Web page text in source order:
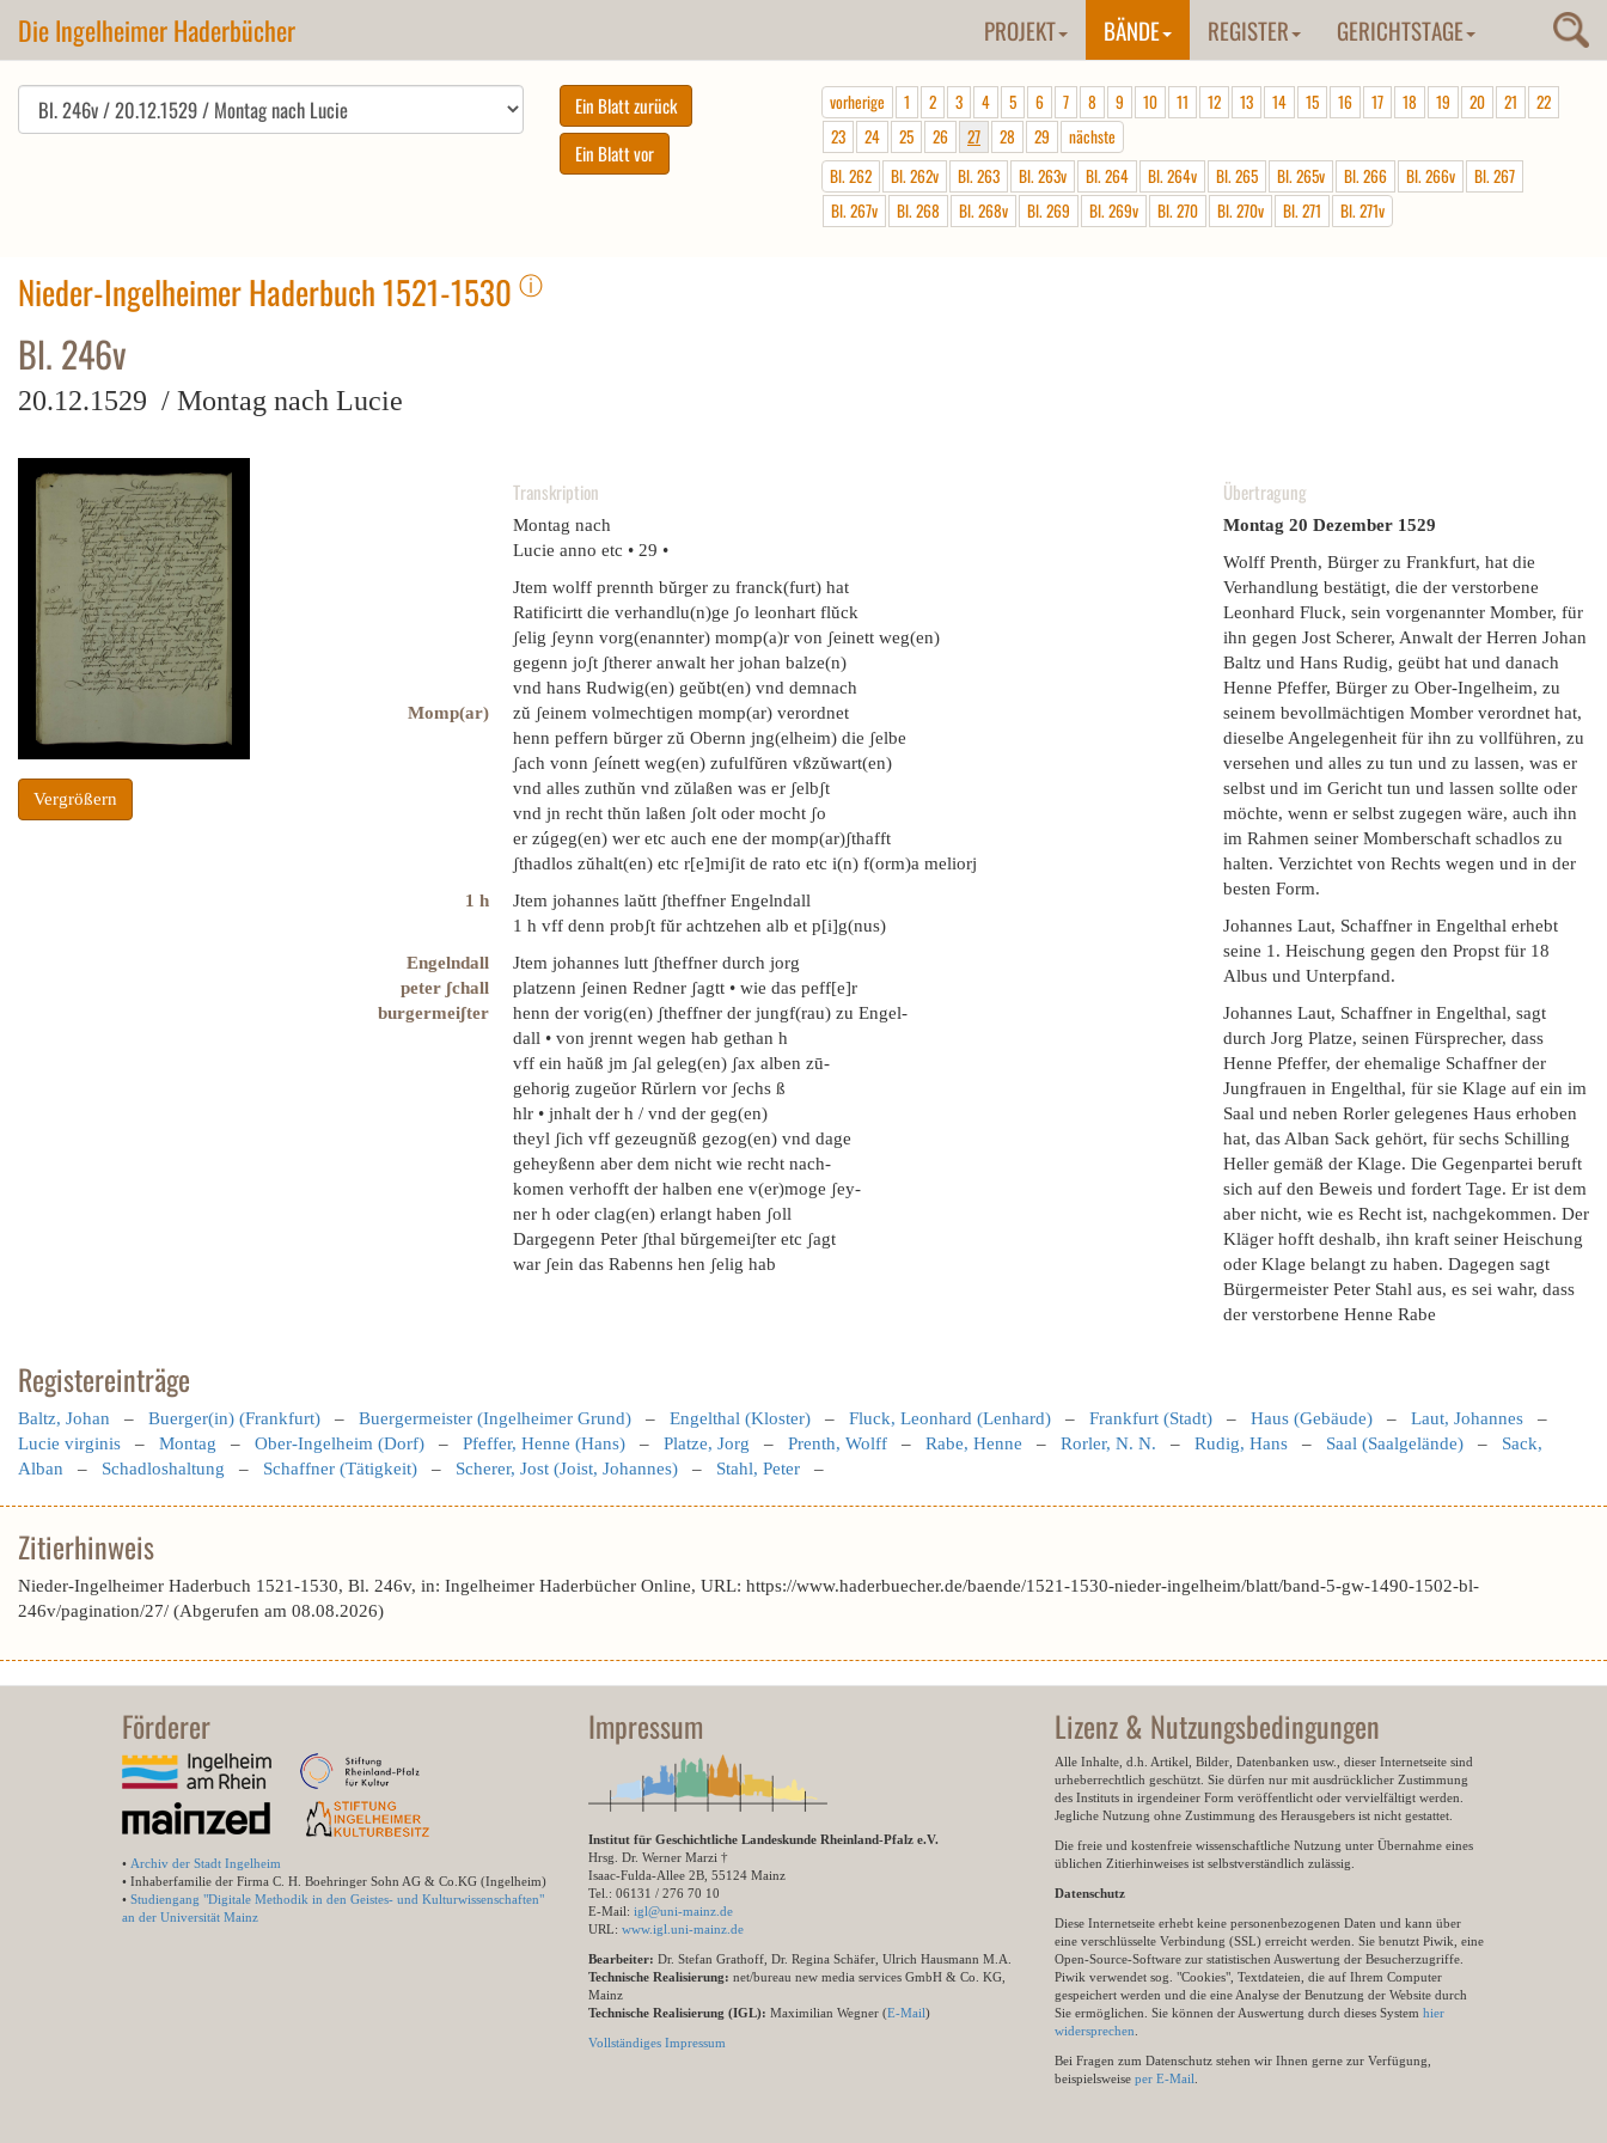
Die Ingelheimer Haderbücher PROJEKT BÄNDE REGISTER GERICHTSTAGE
vorherige 1 2 3 4 5 6 7 8 9 10 11 12 13 14 15 16 17 18 19 20 21
22
23
24 25 26 27 28 29
nächste
Bl. 262
Bl. 262v Bl. 263 Bl. 263v Bl. 264 Bl. 264v Bl. 265 Bl. 265v Bl. 266 Bl. 266v
Bl. 267
Bl. 267v
Bl. 268 Bl. 268v Bl. 269 Bl. 269v Bl. 270 Bl. 270v Bl. 271 Bl. 271v
Nieder-Ingelheimer Haderbuch 1521-1530 ⓘ
Bl. 246v
20.12.1529 / Montag nach Lucie
Vergrößern
Transkription
Montag nach
Lucie anno etc • 29 •
Jtem wolff prennth bŭrger zu franck(furt) hat
Ratificirtt die verhandlu(n)ge ʃo leonhart flŭck
ʃelig ʃeynn vorg(enannter) momp(a)r von ʃeinett weg(en)
gegenn joʃt ʃtherer anwalt her johan balze(n)
vnd hans Rudwig(en) geŭbt(en) vnd demnach
Momp(ar)
zŭ ʃeinem volmechtigen momp(ar) verordnet
henn peffern bŭrger zŭ Obernn jng(elheim) die ʃelbe
ʃach vonn ʃeínett weg(en) zufulfŭren vßzŭwart(en)
vnd alles zuthŭn vnd zŭlaßen was er ʃelbʃt
vnd jn recht thŭn laßen ʃolt oder mocht ʃo
er zúgeg(en) wer etc auch ene der momp(ar)ʃthafft
ʃthadlos zŭhalt(en) etc r[e]miʃit de rato etc i(n) f(orm)a meliorj
1 h
Jtem johannes laŭtt ʃtheffner Engelndall
1 h vff denn probʃt fŭr achtzehen alb et p[i]g(nus)
Engelndall
Jtem johannes lutt ʃtheffner durch jorg
peter ʃchall
platzenn ʃeinen Redner ʃagtt • wie das peff[e]r
burgermeiʃter
henn der vorig(en) ʃtheffner der jungf(rau) zu Engel-
dall • von jrennt wegen hab gethan h
vff ein haŭß jm ʃal geleg(en) ʃax alben zū-
gehorig zugeŭor Rŭrlern vor ʃechs ß
hlr • jnhalt der h / vnd der geg(en)
theyl ʃich vff gezeugnŭß gezog(en) vnd dage
geheyßenn aber dem nicht wie recht nach-
komen verhofft der halben ene v(er)moge ʃey-
ner h oder clag(en) erlangt haben ʃoll
Dargegenn Peter ʃthal bŭrgemeiʃter etc ʃagt
war ʃein das Rabenns hen ʃelig hab
Übertragung
Montag 20 Dezember 1529
Wolff Prenth, Bürger zu Frankfurt, hat die
Verhandlung bestätigt, die der verstorbene
Leonhard Fluck, sein vorgenannter Momber, für
ihn gegen Jost Scherer, Anwalt der Herren Johan
Baltz und Hans Rudig, geübt hat und danach
Henne Pfeffer, Bürger zu Ober-Ingelheim, zu
seinem bevollmächtigen Momber verordnet hat,
dieselbe Angelegenheit für ihn zu vollführen, zu
versehen und alles zu tun und zu lassen, was er
selbst und im Gericht tun und lassen sollte oder
möchte, wenn er selbst zugegen wäre, auch ihn
im Rahmen seiner Momberschaft schadlos zu
halten. Verzichtet von Rechts wegen und in der
besten Form.
Johannes Laut, Schaffner in Engelthal erhebt
seine 1. Heischung gegen den Propst für 18
Albus und Unterpfand.
Johannes Laut, Schaffner in Engelthal, sagt
durch Jorg Platze, seinen Fürsprecher, dass
Henne Pfeffer, der ehemalige Schaffner der
Jungfrauen in Engelthal, für sie Klage auf ein im
Saal und neben Rorler gelegenes Haus erhoben
hat, das Alban Sack gehört, für sechs Schilling
Heller gemäß der Klage. Die Gegenpartei beruft
sich auf den Beweis und fordert Tage. Er ist dem
aber nicht, wie es Recht ist, nachgekommen. Der
Kläger hofft deshalb, ihn kraft seiner Heischung
oder Klage belangt zu haben. Dagegen sagt
Bürgermeister Peter Stahl aus, es sei wahr, dass
der verstorbene Henne Rabe
Registereinträge
Baltz, Johan – Buerger(in) (Frankfurt) – Buergermeister (Ingelheimer Grund) – Engelthal (Kloster) – Fluck, Leonhard (Lenhard) – Frankfurt (Stadt) – Haus (Gebäude) – Laut, Johannes –
Lucie virginis – Montag – Ober-Ingelheim (Dorf) – Pfeffer, Henne (Hans) – Platze, Jorg – Prenth, Wolff – Rabe, Henne – Rorler, N. N. – Rudig, Hans – Saal (Saalgelände) – Sack,
Alban – Schadloshaltung – Schaffner (Tätigkeit) – Scherer, Jost (Joist, Johannes) – Stahl, Peter –
Zitierhinweis
Nieder-Ingelheimer Haderbuch 1521-1530, Bl. 246v, in: Ingelheimer Haderbücher Online, URL: https://www.haderbuecher.de/baende/1521-1530-nieder-ingelheim/blatt/band-5-gw-1490-1502-bl-
246v/pagination/27/ (Abgerufen am 08.08.2026)
Förderer
• Archiv der Stadt Ingelheim
• Inhaberfamilie der Firma C. H. Boehringer Sohn AG & Co.KG (Ingelheim)
• Studiengang "Digitale Methodik in den Geistes- und Kulturwissenschaften"
an der Universität Mainz
Impressum
Institut für Geschichtliche Landeskunde Rheinland-Pfalz e.V.
Hrsg. Dr. Werner Marzi †
Isaac-Fulda-Allee 2B, 55124 Mainz
Tel.: 06131 / 276 70 10
E-Mail: igl@uni-mainz.de
URL: www.igl.uni-mainz.de
Bearbeiter: Dr. Stefan Grathoff, Dr. Regina Schäfer, Ulrich Hausmann M.A.
Technische Realisierung: net/bureau new media services GmbH & Co. KG,
Mainz
Technische Realisierung (IGL): Maximilian Wegner (E-Mail)
Vollständiges Impressum
Lizenz & Nutzungsbedingungen
Alle Inhalte, d.h. Artikel, Bilder, Datenbanken usw., dieser Internetseite sind
urheberrechtlich geschützt. Sie dürfen nur mit ausdrücklicher Zustimmung
des Instituts in irgendeiner Form veröffentlicht oder vervielfältigt werden.
Jegliche Nutzung ohne Zustimmung des Herausgebers ist nicht gestattet.
Die freie und kostenfreie wissenschaftliche Nutzung unter Übernahme eines
üblichen Zitierhinweises ist selbstverständlich zulässig.
Datenschutz
Diese Internetseite erhebt keine personenbezogenen Daten und kann über
eine verschlüsselte Verbindung (SSL) erreicht werden. Sie benutzt Piwik, eine
Open-Source-Software zur statistischen Auswertung der Besucherzugriffe.
Piwik verwendet sog. "Cookies", Textdateien, die auf Ihrem Computer
gespeichert werden und die eine Analyse der Benutzung der Website durch
Sie ermöglichen. Sie können der Auswertung durch dieses System hier
widersprechen
Bei Fragen zum Datenschutz stehen wir Ihnen gerne zur Verfügung,
beispielsweise per E-Mail